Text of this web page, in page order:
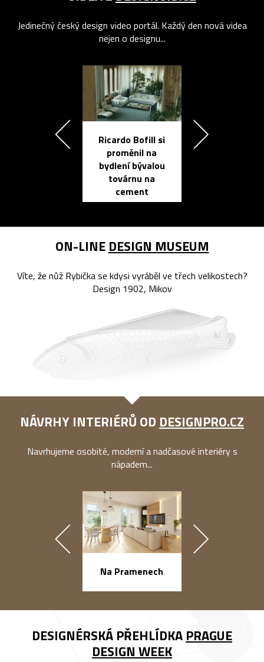
Jedinečný český design video portál. Každý den nová videa
nejen o designu...
Ricardo Bofill si
proměnil na
bydlení bývalou
továrnu na
cement
ON-LINE DESIGN MUSEUM
Víte, že nůž Rybička se kdysi vyráběl ve třech velikostech?
Design 1902, Mikov
NÁVRHY INTERIÉRŮ OD DESIGNPRO.CZ
Navrhujeme osobité, moderní a nadčasové interiéry s
nápadem...
Na Pramenech
DESIGNÉRSKÁ PŘEHLÍDKA PRAGUE
DESIGN WEEK